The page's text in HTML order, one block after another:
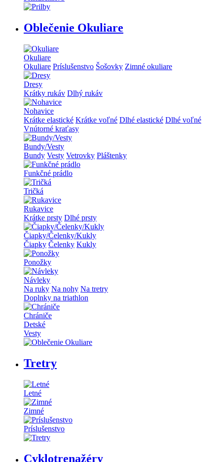
Oblečenie Okuliare
Okuliare
Okuliare Príslušenstvo Šošovky Zimné okuliare
Dresy
Krátky rukáv Dlhý rukáv
Nohavice
Krátke elastické Krátke voľné Dlhé elastické Dlhé voľné
Vnútorné kraťasy
Bundy/Vesty
Bundy Vesty Vetrovky Pláštenky
Funkčné prádlo
Tričká
Rukavice
Krátke prsty Dlhé prsty
Čiapky/Čelenky/Kukly
Čiapky Čelenky Kukly
Ponožky
Návleky
Na ruky Na nohy Na tretry
Doplnky na triathlon
Chrániče
Detské
Vesty
Tretry
Letné
Zimné
Príslušenstvo
Cyklotrenažéry